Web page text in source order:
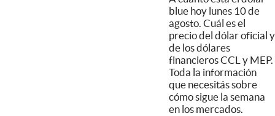
blue hoy lunes 10 de
agosto. Cuál es el
precio del dólar oficial y
de los dólares
financieros CCL y MEP.
Toda la información
que necesitás sobre
cómo sigue la semana
en los mercados.